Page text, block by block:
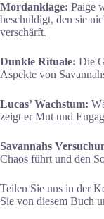
Mordanklage: Paige
beschuldigt, den sie
verschärft.
Dunkle Rituale: Die
Aspekte von
Lucas’ Wachstum:
zeigt er Mut und
Savannahs
Chaos führt und den
Teilen Sie uns in der
Sie von diesem Buch